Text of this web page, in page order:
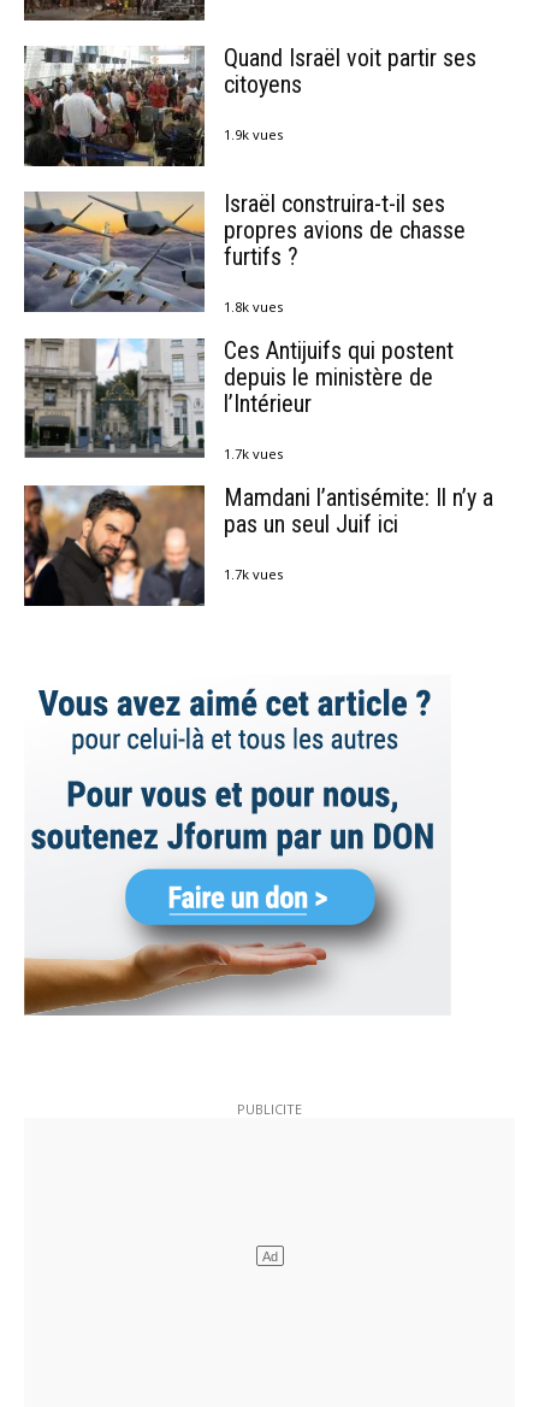
Quand Israël voit partir ses
citoyens
1.9k vues
Israël construira-t-il ses
propres avions de chasse
furtifs ?
1.8k vues
Ces Antijuifs qui postent
depuis le ministère de
l’Intérieur
1.7k vues
Mamdani l’antisémite: Il n’y a
pas un seul Juif ici
1.7k vues